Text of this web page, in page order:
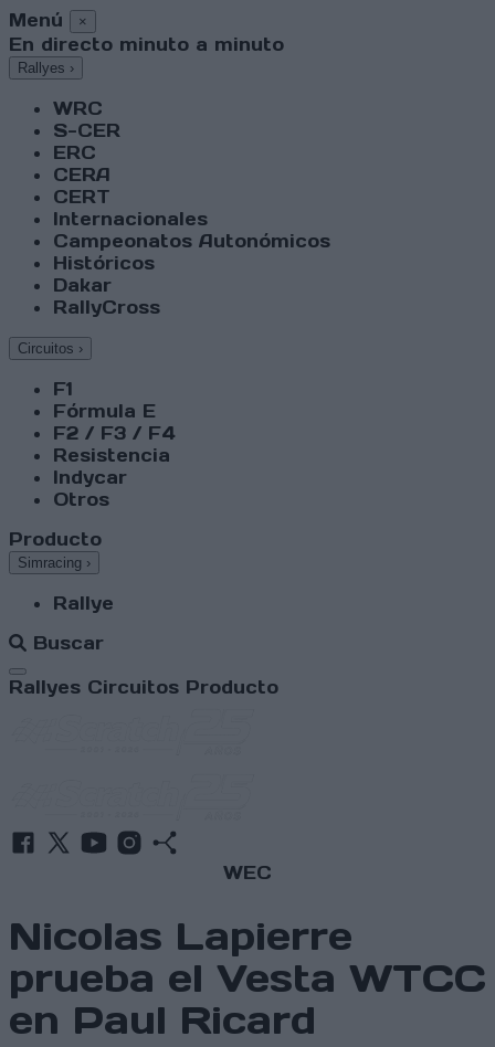
Menú ×
En directo minuto a minuto
Rallyes ›
WRC
S-CER
ERC
CERA
CERT
Internacionales
Campeonatos Autonómicos
Históricos
Dakar
RallyCross
Circuitos ›
F1
Fórmula E
F2 / F3 / F4
Resistencia
Indycar
Otros
Producto
Simracing ›
Rallye
Buscar
Abrir menú
Rallyes Circuitos Producto
WEC
Nicolas Lapierre
prueba el Vesta WTCC
en Paul Ricard